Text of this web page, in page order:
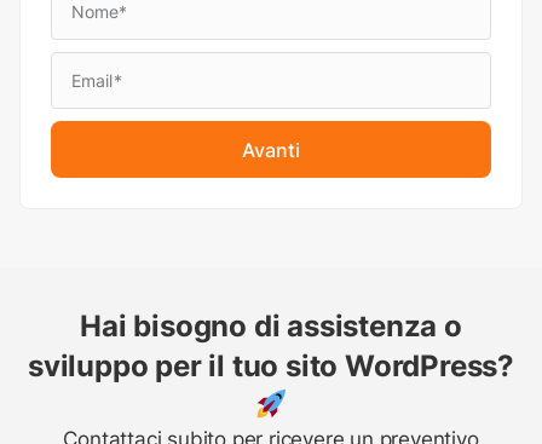
Avanti
Hai bisogno di assistenza o
sviluppo per il tuo sito WordPress?